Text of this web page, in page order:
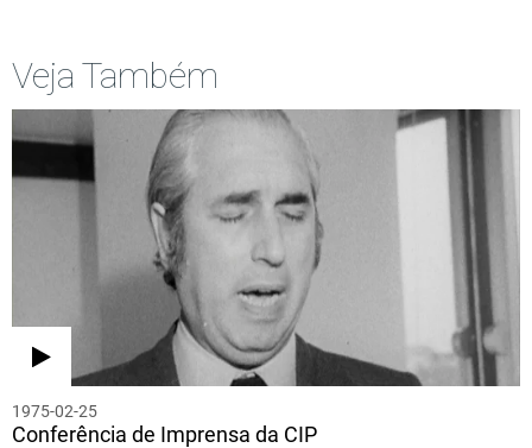
Veja Também
1975-02-25
Conferência de Imprensa da CIP